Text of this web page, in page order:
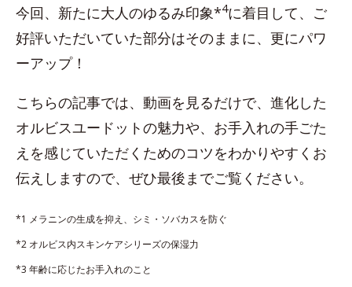
今回、新たに大人のゆるみ印象*4に着目して、ご
好評いただいていた部分はそのままに、更にパワ
ーアップ！
こちらの記事では、動画を見るだけで、進化した
オルビスユードットの魅力や、お手入れの手ごた
えを感じていただくためのコツをわかりやすくお
伝えしますので、ぜひ最後までご覧ください。
*1 メラニンの生成を抑え、シミ・ソバカスを防ぐ
*2 オルビス内スキンケアシリーズの保湿力
*3 年齢に応じたお手入れのこと